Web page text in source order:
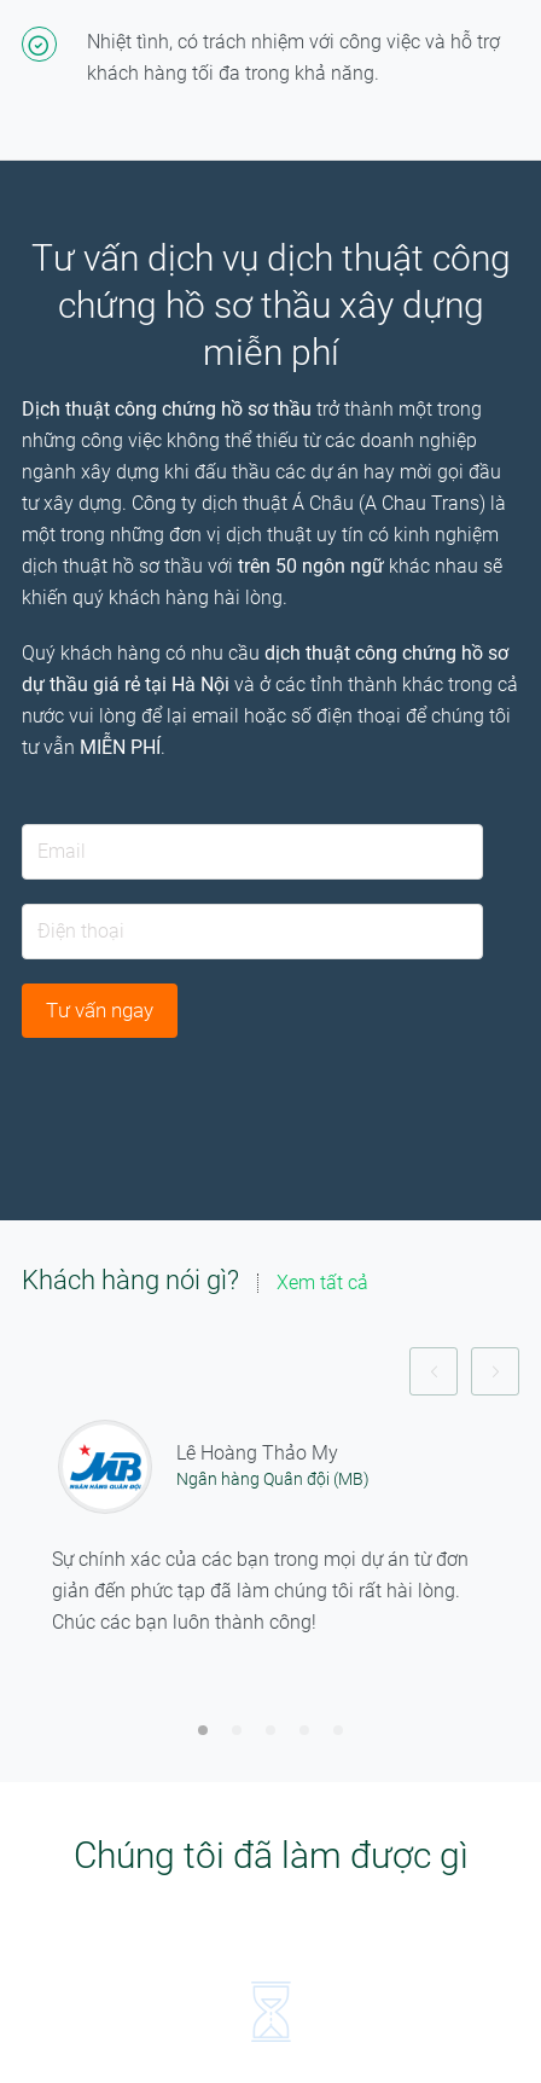
Nhiệt tình, có trách nhiệm với công việc và hỗ trợ
khách hàng tối đa trong khả năng.
Tư vấn dịch vụ dịch thuật công
chứng hồ sơ thầu xây dựng
miễn phí
Dịch thuật công chứng hồ sơ thầu trở thành một trong
những công việc không thể thiếu từ các doanh nghiệp
ngành xây dựng khi đấu thầu các dự án hay mời gọi đầu
tư xây dựng. Công ty dịch thuật Á Châu (A Chau Trans) là
một trong những đơn vị dịch thuật uy tín có kinh nghiệm
dịch thuật hồ sơ thầu với trên 50 ngôn ngữkhác nhau sẽ
khiến quý khách hàng hài lòng.
Quý khách hàng có nhu cầu dịch thuật công chứng hồ sơ
dự thầu giá rẻ tại Hà Nội và ở các tỉnh thành khác trong cả
nước vui lòng để lại email hoặc số điện thoại để chúng tôi
tư vẫn MIỄN PHÍ .
Khách hàng nói gì? Xem tất cả
Lê Hoàng Thảo My
Ngân hàng Quân đội (MB)
Sự chính xác của các bạn trong mọi dự án từ đơn
giản đến phức tạp đã làm chúng tôi rất hài lòng.
Chúc các bạn luôn thành công!
Chúng tôi đã làm được gì